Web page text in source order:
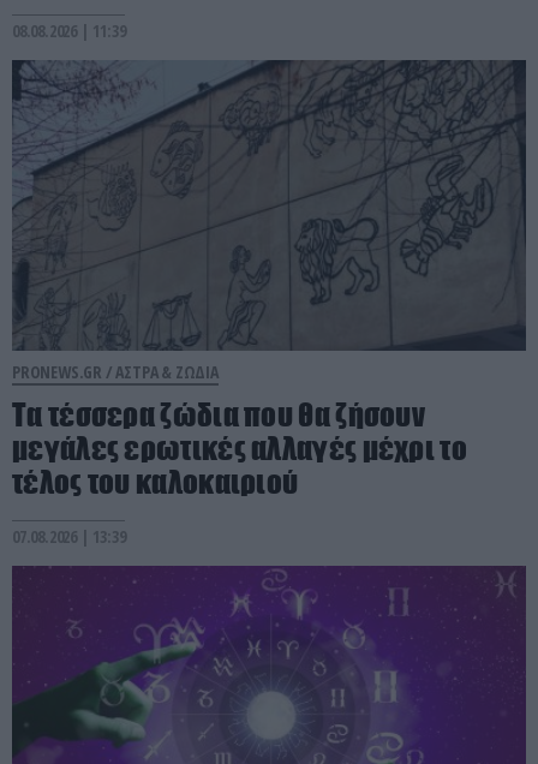
08.08.2026 | 11:39
PRONEWS.GR /ΑΣΤΡΑ & ΖΩΔΙΑ
Τα τέσσερα ζώδια που θα ζήσουν
μεγάλες ερωτικές αλλαγές μέχρι το
τέλος του καλοκαιριού
07.08.2026 | 13:39